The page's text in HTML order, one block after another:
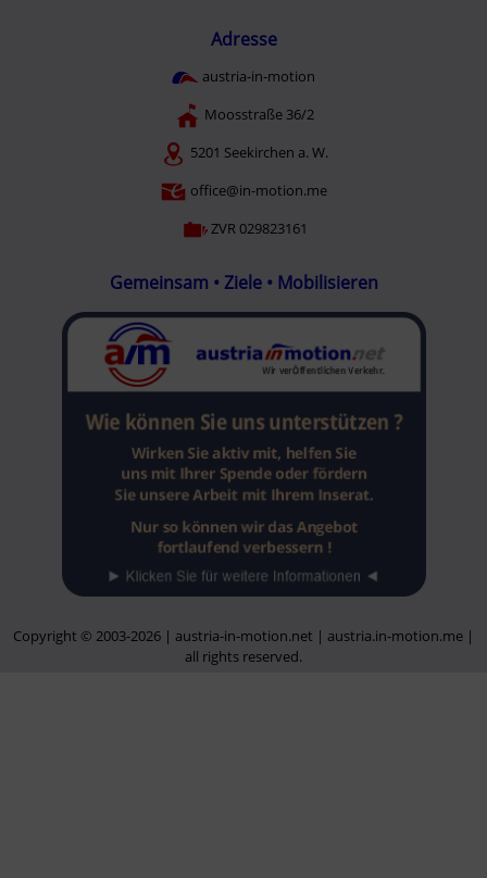
Adresse
austria-in-motion
Moosstraße 36/2
5201 Seekirchen a. W.
office@in-motion.me
ZVR 029823161
Gemeinsam • Ziele • Mobilisieren
Copyright © 2003-2026 | austria-in-motion.net | austria.in-motion.me |
all rights reserved.